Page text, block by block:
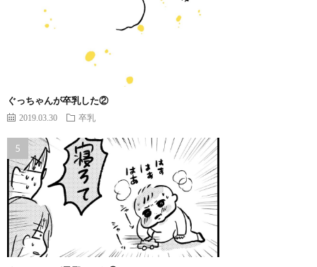
ぐっちゃんが卒乳した②
2019.03.30 卒乳